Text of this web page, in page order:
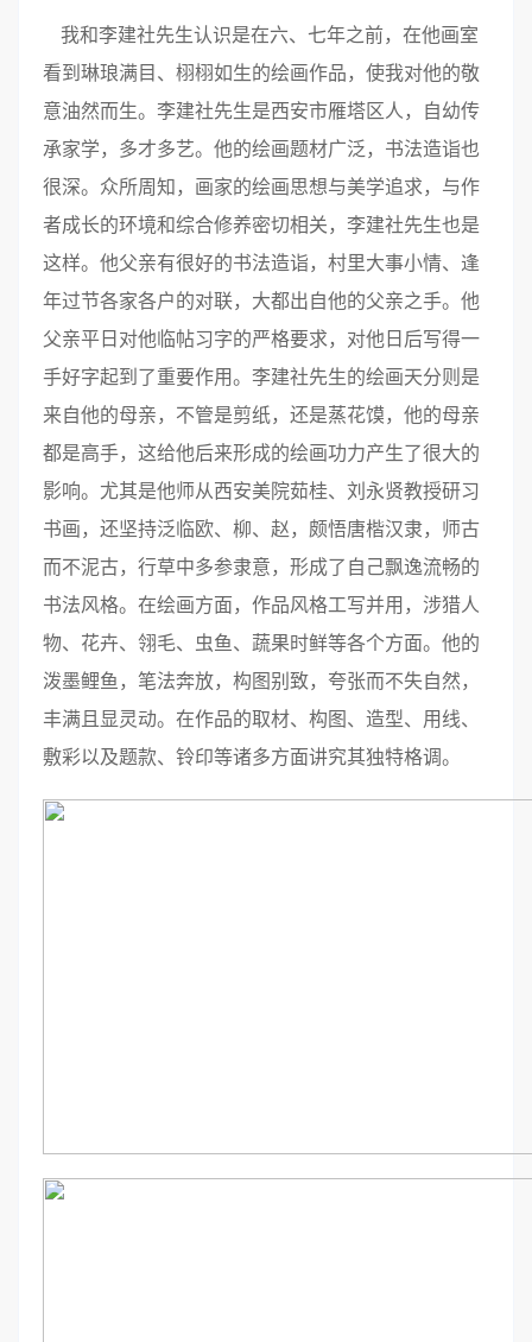
我和李建社先生认识是在六、七年之前，在他画室
看到琳琅满目、栩栩如生的绘画作品，使我对他的敬
意油然而生。李建社先生是西安市雁塔区人，自幼传
承家学，多才多艺。他的绘画题材广泛，书法造诣也
很深。众所周知，画家的绘画思想与美学追求，与作
者成长的环境和综合修养密切相关，李建社先生也是
这样。他父亲有很好的书法造诣，村里大事小情、逢
年过节各家各户的对联，大都出自他的父亲之手。他
父亲平日对他临帖习字的严格要求，对他日后写得一
手好字起到了重要作用。李建社先生的绘画天分则是
来自他的母亲，不管是剪纸，还是蒸花馍，他的母亲
都是高手，这给他后来形成的绘画功力产生了很大的
影响。尤其是他师从西安美院茹桂、刘永贤教授研习
书画，还坚持泛临欧、柳、赵，颇悟唐楷汉隶，师古
而不泥古，行草中多参隶意，形成了自己飘逸流畅的
书法风格。在绘画方面，作品风格工写并用，涉猎人
物、花卉、翎毛、虫鱼、蔬果时鲜等各个方面。他的
泼墨鲤鱼，笔法奔放，构图别致，夸张而不失自然，
丰满且显灵动。在作品的取材、构图、造型、用线、
敷彩以及题款、铃印等诸多方面讲究其独特格调。